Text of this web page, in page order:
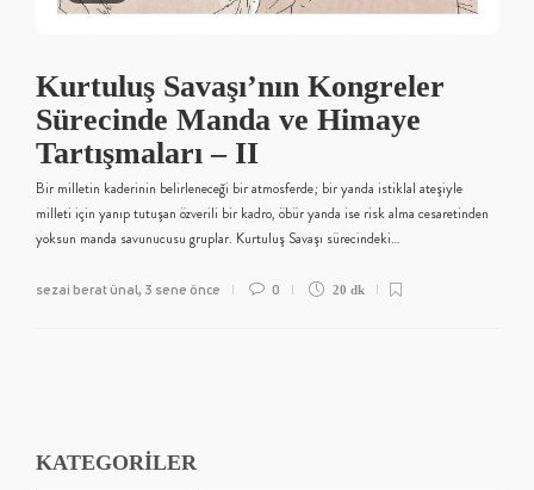
Kurtuluş Savaşı’nın Kongreler
Sürecinde Manda ve Himaye
Tartışmaları – II
Bir milletin kaderinin belirleneceği bir atmosferde; bir yanda istiklal ateşiyle
milleti için yanıp tutuşan özverili bir kadro, öbür yanda ise risk alma cesaretinden
yoksun manda savunucusu gruplar. Kurtuluş Savaşı sürecindeki…
sezai berat ünal, 3 sene önce 0 20 dk
KATEGORİLER